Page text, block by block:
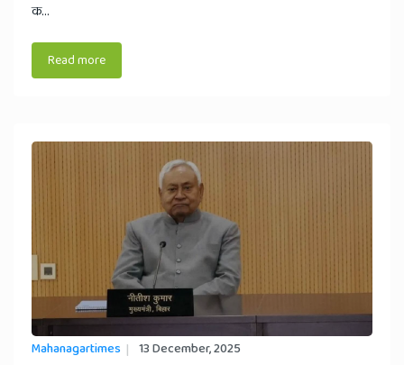
क...
Read more
Mahanagartimes 13 December, 2025